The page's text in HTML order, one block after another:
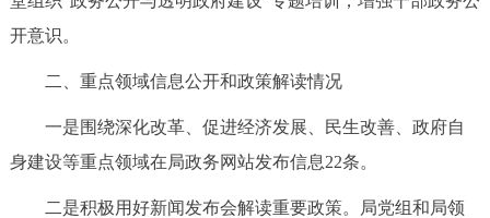
开意识。
二、重点领域信息公开和政策解读情况
一是围绕深化改革、促进经济发展、民生改善、政府自
身建设等重点领域在局政务网站发布信息22条。
二是积极用好新闻发布会解读重要政策。局党组和局领